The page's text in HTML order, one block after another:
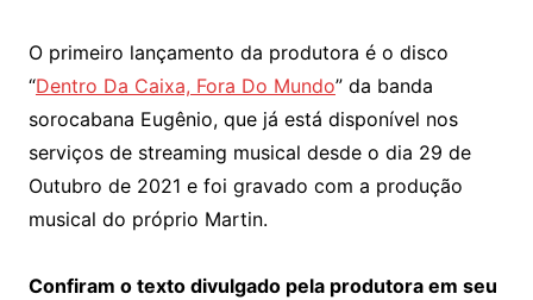
O primeiro lançamento da produtora é o disco
“Dentro Da Caixa, Fora Do Mundo” da banda
sorocabana Eugênio, que já está disponível nos
serviços de streaming musical desde o dia 29 de
Outubro de 2021 e foi gravado com a produção
musical do próprio Martin.
Confiram o texto divulgado pela produtora em seu